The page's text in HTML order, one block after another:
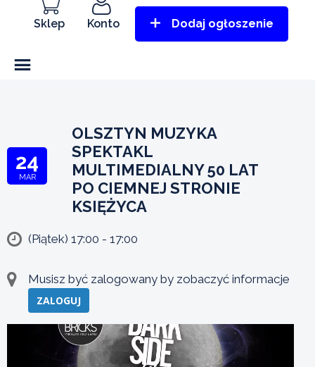
Sklep Konto Dodaj ogłoszenie
24
MAR
OLSZTYN MUZYKA
SPEKTAKL
MULTIMEDIALNY 50 LAT
PO CIEMNEJ STRONIE
KSIĘŻYCA
(Piątek) 17:00 - 17:00
Musisz być zalogowany by zobaczyć informacje
ZALOGUJ